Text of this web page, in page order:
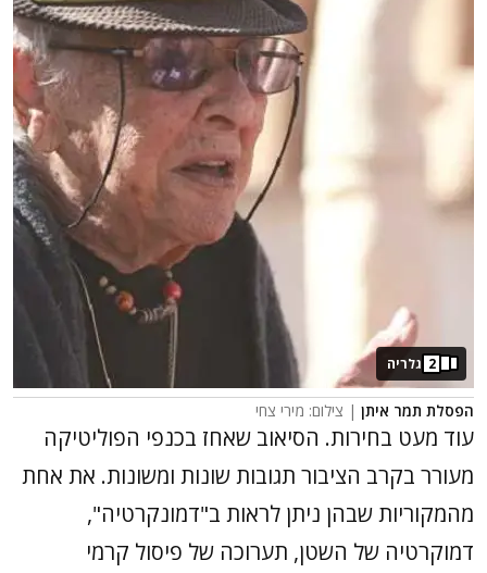
הפסלת תמר איתן | צילום: מירי צחי
2 גלריה
עוד מעט בחירות. הסיאוב שאחז בכנפי הפוליטיקה
מעורר בקרב הציבור תגובות שונות ומשונות. את אחת
מהמקוריות שבהן ניתן לראות ב"דמונקרטיה",
דמוקרטיה של השטן, תערוכה של פיסול קרמי